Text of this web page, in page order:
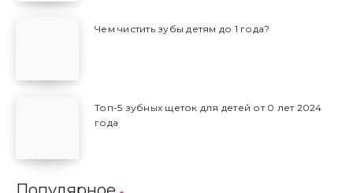
Чем чистить зубы детям до 1 года?
Топ-5 зубных щеток для детей от 0 лет 2024
года